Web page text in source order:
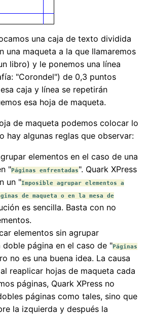
una caja de texto dividida
una maqueta a la que llamaremos
libro) y le ponemos una línea
"Corondel") de 0,3 puntos
caja y línea se repetirán
esa hoja de maqueta.
de maqueta podemos colocar lo
hay algunas reglas que observar:
elementos en el caso de una
"Páginas enfrentadas". Quark XPress
un "Imposible agrupar elementos a
de maqueta o en la mesa de
es sencilla. Basta con no
elementos sin agrupar
doble página en el caso de "Páginas
no es una buena idea. La causa
reaplicar hojas de maqueta cada
páginas, Quark XPress no
páginas como tales, sino que
la izquierda y después la